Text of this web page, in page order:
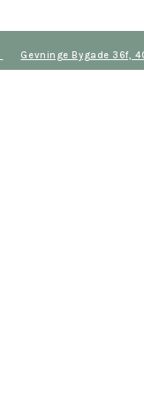
Gevninge Bygade 36f,